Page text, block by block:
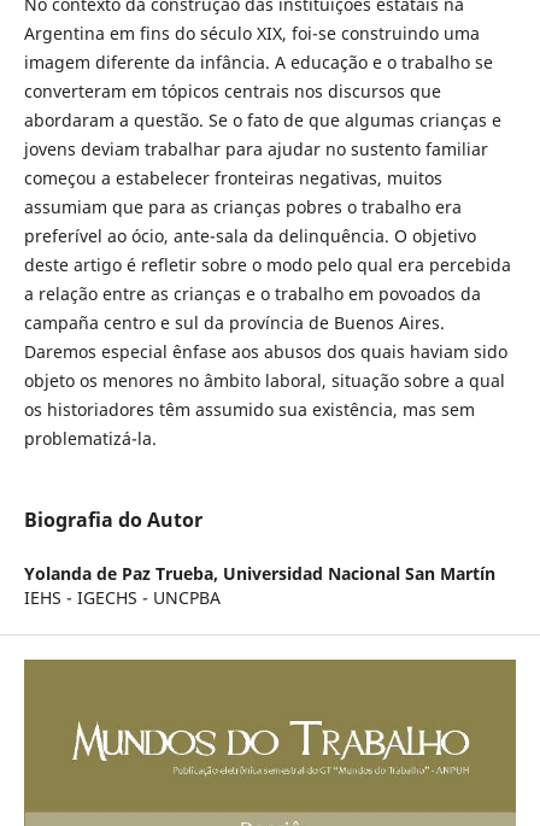
Argentina em fins do século XIX, foi-se construindo uma
imagem diferente da infância. A educação e o trabalho se
converteram em tópicos centrais nos discursos que
abordaram a questão. Se o fato de que algumas crianças e
jovens deviam trabalhar para ajudar no sustento familiar
começou a estabelecer fronteiras negativas, muitos
assumiam que para as crianças pobres o trabalho era
preferível ao ócio, ante-sala da delinquência. O objetivo
deste artigo é refletir sobre o modo pelo qual era percebida
a relação entre as crianças e o trabalho em povoados da
campaña centro e sul da província de Buenos Aires.
Daremos especial ênfase aos abusos dos quais haviam sido
objeto os menores no âmbito laboral, situação sobre a qual
os historiadores têm assumido sua existência, mas sem
problematizá-la.
Biografia do Autor
Yolanda de Paz Trueba, Universidad Nacional San Martín
IEHS - IGECHS - UNCPBA